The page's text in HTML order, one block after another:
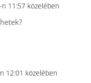
11:57 közelében
12:01 közelében